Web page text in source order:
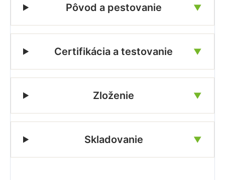
Pôvod a pestovanie ▼
Certifikácia a testovanie ▼
Zloženie ▼
Skladovanie ▼